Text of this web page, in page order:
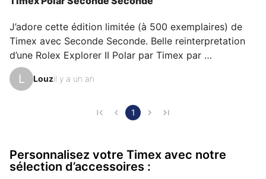
raisons personnelles d’aimer sa Q Timex pour son
émotion, son rapport qualité-prix ou encore son
design.
J’adore cette édition limitée (à 500 exemplaires) de
Timex avec Seconde Seconde. Belle reinterpretation
d’une Rolex Explorer II Polar par Timex par
l’imagination débordante de Romaric André.
Abordable, limitée, décalée, confortable, lisible et
journée! C’est la montre préférée de mes enfants!
L Louzil y a un an
1
Personnalisez votre Timex avec notre
sélection d’accessoires :